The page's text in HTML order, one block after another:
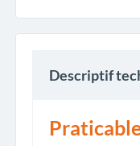
Descriptif